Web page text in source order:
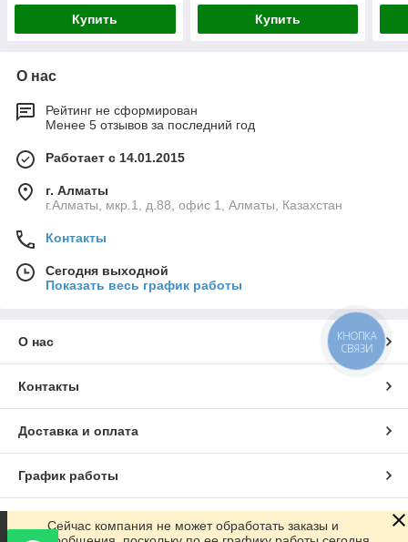
Купить Купить
О нас
Рейтинг не сформирован
Менее 5 отзывов за последний год
Работает с 14.01.2015
г. Алматы
г.Алматы, мкр.1, д.88, офис 1, Алматы, Казахстан
Контакты
Сегодня выходной
Показать весь график работы
О нас
Контакты
Доставка и оплата
График работы
Полная версия сайта
Сейчас компания не может обработать заказы и
КНОПКА
СВЯЗИ